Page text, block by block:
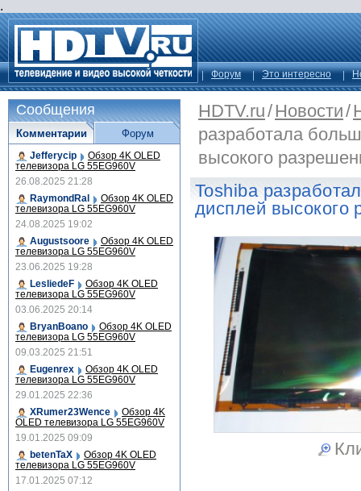
.
Форум Это интересно
HDTV.ru/Новости/
разработала
высокого
Toshiba
дисплей высокого
Сообщения
Комментарии
Jefferycip Обзор 4K OLED
телевизора LG 55EG960V
26.08.2025 21:28
RaymondRal
Обзор 4K OLED
телевизора LG 55EG960V
24.08.2025 19:02
Augustsoore
Обзор 4K OLED
телевизора LG 55EG960V
23.06.2025 19:28
LesliedeF
Обзор 4K OLED
телевизора LG 55EG960V
03.06.2025 20:14
BryanBoano
Обзор 4K OLED
телевизора LG 55EG960V
09.03.2025 21:51
Eugenrex
Обзор 4K OLED
телевизора LG 55EG960V
29.01.2025 22:36
XRumer23Wence
Обзор 4K
OLED телевизора LG 55EG960V
19.01.2025 09:09
betenTaX
Обзор 4K OLED
телевизора LG 55EG960V
17.01.2025 07:12
Форум